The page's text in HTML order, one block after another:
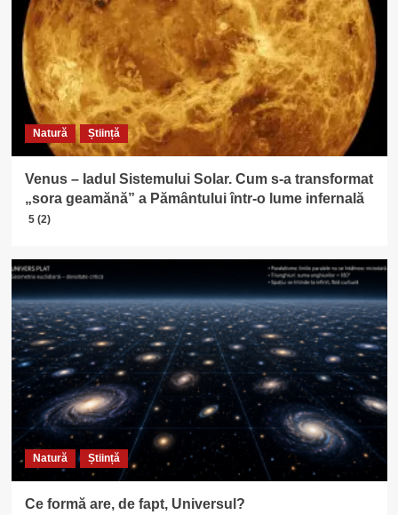
Natură Știință
Venus – Iadul Sistemului Solar. Cum s-a transformat
„sora geamănă” a Pământului într-o lume infernală
5 (2)
Natură Știință
Ce formă are, de fapt, Universul?